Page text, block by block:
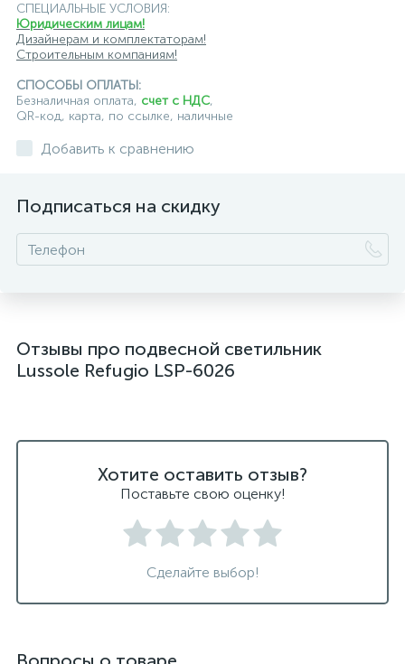
подвесные светильники для кафе и ресторанов
подвесные светильники для лестниц
подвесные светильники над барной стойкой
подвесные светодиодные Kink Light
светильники над рабочей поверхностью
светильники подвесные белые
СПЕЦИАЛЬНЫЕ УСЛОВИЯ:
Юридическим лицам!
Дизайнерам и комплектаторам!
Строительным компаниям!
СПОСОБЫ ОПЛАТЫ:
Безналичная оплата, счет с НДС,
QR-код, карта, по ссылке, наличные
Добавить к сравнению
Подписаться на скидку
Отзывы про подвесной светильник
Lussole Refugio LSP-6026
Хотите оставить отзыв?
Поставьте свою оценку!
Сделайте выбор!